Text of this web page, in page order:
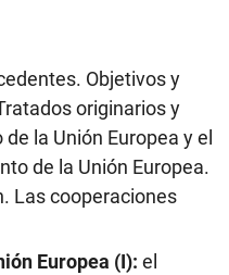
Objetivos y
originarios y
la Unión Europea y el
de la Unión Europea.
Las cooperaciones
Europea (I): el